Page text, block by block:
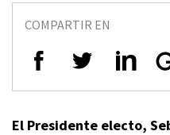
COMPARTIR EN
El Presidente electo,